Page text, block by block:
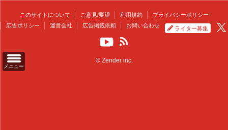
メニュー
このサイトについて ご意見/要望 利用規約
プライバシーポリシー
広告ポリシー
運営会社 広告掲載依頼 お問い合わせ ライター募集
© Zender inc.